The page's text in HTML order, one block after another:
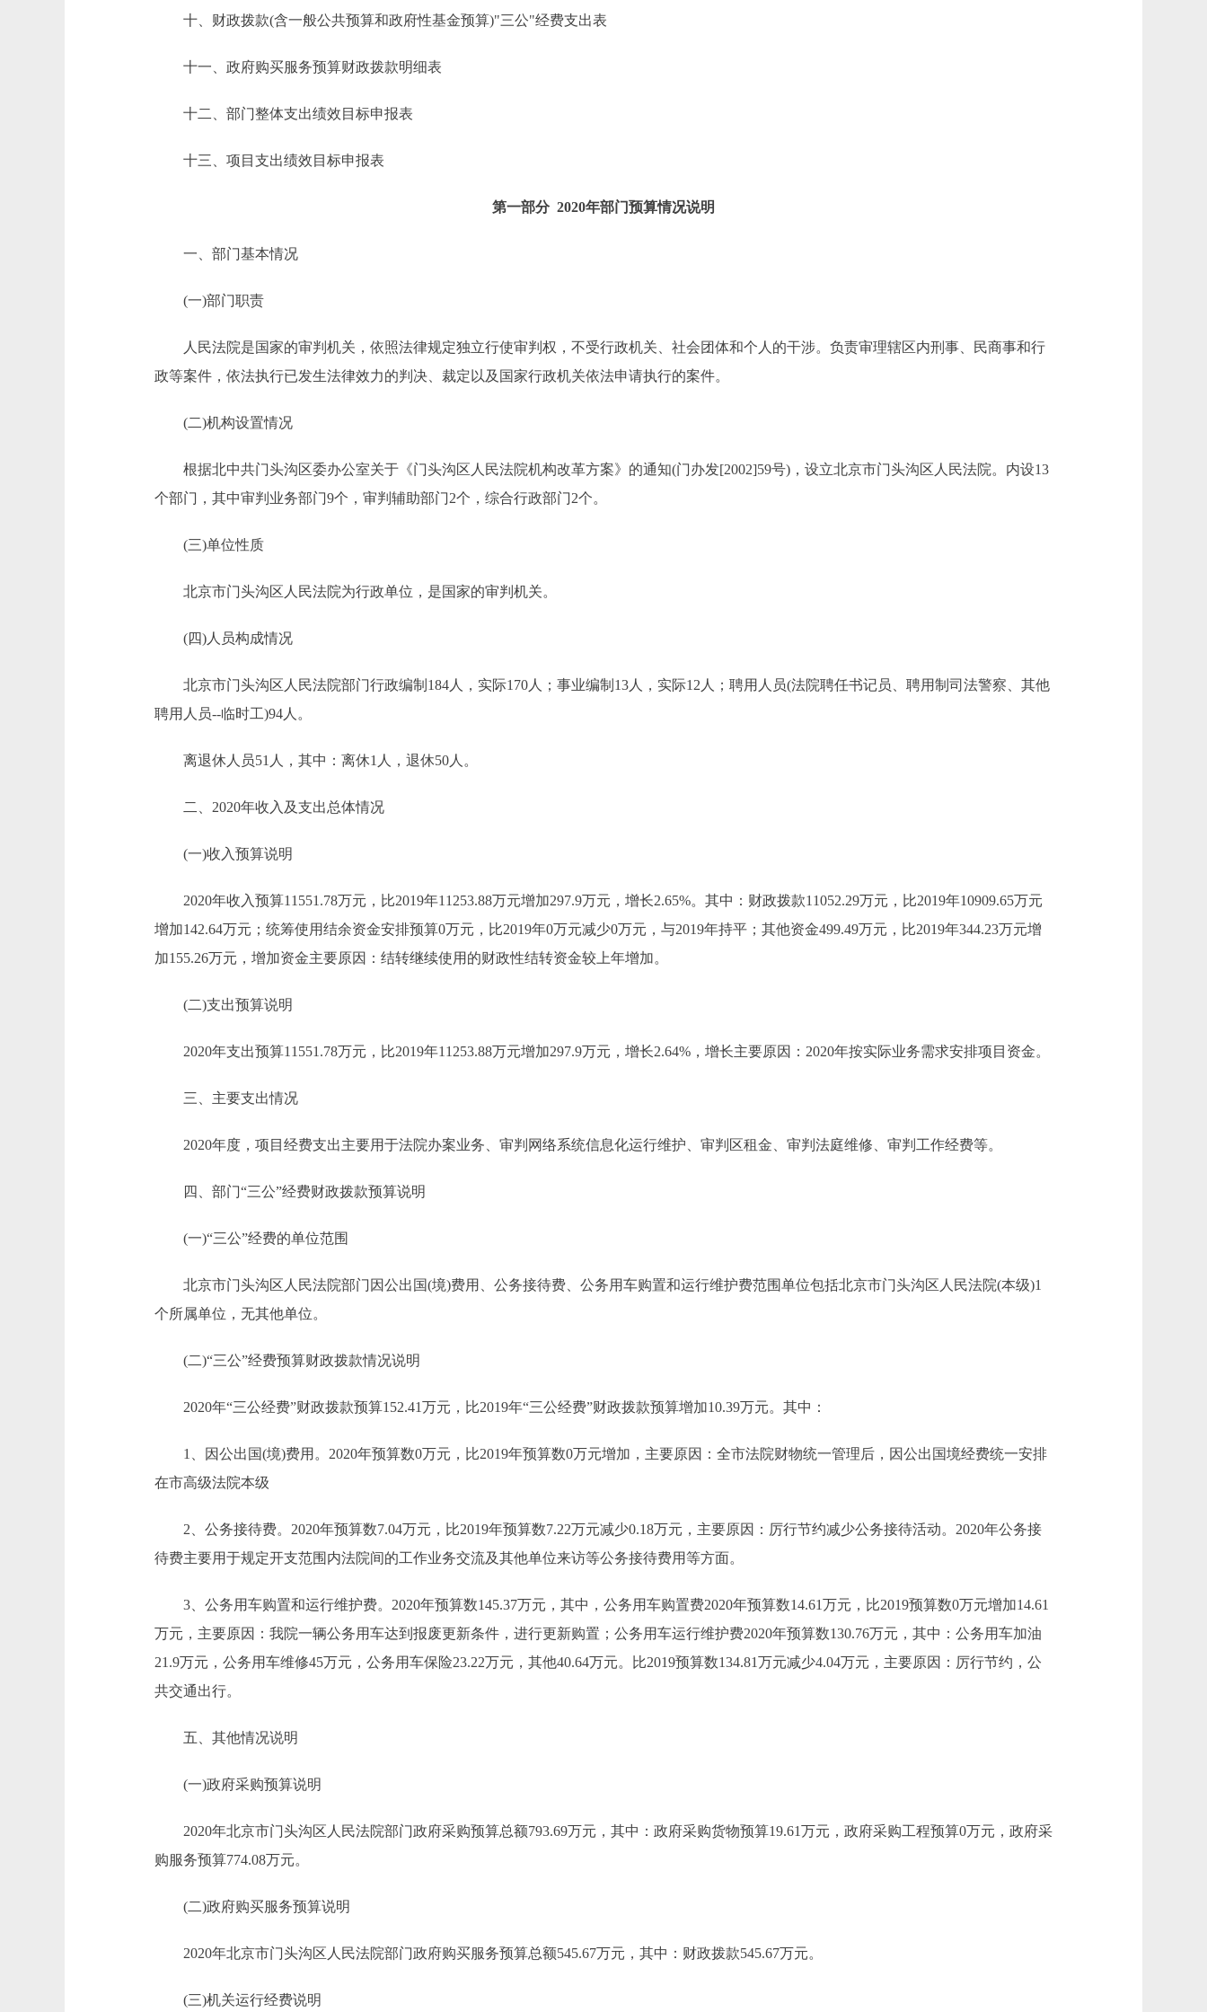
十、财政拨款(含一般公共预算和政府性基金预算)"三公"经费支出表
十一、政府购买服务预算财政拨款明细表
十二、部门整体支出绩效目标申报表
十三、项目支出绩效目标申报表
第一部分 2020年部门预算情况说明
一、部门基本情况
(一)部门职责
人民法院是国家的审判机关，依照法律规定独立行使审判权，不受行政机关、社会团体和个人的干涉。负责审理辖区内刑事、民商事和行
政等案件，依法执行已发生法律效力的判决、裁定以及国家行政机关依法申请执行的案件。
(二)机构设置情况
根据北中共门头沟区委办公室关于《门头沟区人民法院机构改革方案》的通知(门办发[2002]59号)，设立北京市门头沟区人民法院。内设13
个部门，其中审判业务部门9个，审判辅助部门2个，综合行政部门2个。
(三)单位性质
北京市门头沟区人民法院为行政单位，是国家的审判机关。
(四)人员构成情况
北京市门头沟区人民法院部门行政编制184人，实际170人；事业编制13人，实际12人；聘用人员(法院聘任书记员、聘用制司法警察、其他
聘用人员--临时工)94人。
离退休人员51人，其中：离休1人，退休50人。
二、2020年收入及支出总体情况
(一)收入预算说明
2020年收入预算11551.78万元，比2019年11253.88万元增加297.9万元，增长2.65%。其中：财政拨款11052.29万元，比2019年10909.65万元
增加142.64万元；统筹使用结余资金安排预算0万元，比2019年0万元减少0万元，与2019年持平；其他资金499.49万元，比2019年344.23万元增
加155.26万元，增加资金主要原因：结转继续使用的财政性结转资金较上年增加。
(二)支出预算说明
2020年支出预算11551.78万元，比2019年11253.88万元增加297.9万元，增长2.64%，增长主要原因：2020年按实际业务需求安排项目资金。
三、主要支出情况
2020年度，项目经费支出主要用于法院办案业务、审判网络系统信息化运行维护、审判区租金、审判法庭维修、审判工作经费等。
四、部门“三公”经费财政拨款预算说明
(一)“三公”经费的单位范围
北京市门头沟区人民法院部门因公出国(境)费用、公务接待费、公务用车购置和运行维护费范围单位包括北京市门头沟区人民法院(本级)1
个所属单位，无其他单位。
(二)“三公”经费预算财政拨款情况说明
2020年“三公经费”财政拨款预算152.41万元，比2019年“三公经费”财政拨款预算增加10.39万元。其中：
1、因公出国(境)费用。2020年预算数0万元，比2019年预算数0万元增加，主要原因：全市法院财物统一管理后，因公出国境经费统一安排
在市高级法院本级
2、公务接待费。2020年预算数7.04万元，比2019年预算数7.22万元减少0.18万元，主要原因：厉行节约减少公务接待活动。2020年公务接
待费主要用于规定开支范围内法院间的工作业务交流及其他单位来访等公务接待费用等方面。
3、公务用车购置和运行维护费。2020年预算数145.37万元，其中，公务用车购置费2020年预算数14.61万元，比2019预算数0万元增加14.61
万元，主要原因：我院一辆公务用车达到报废更新条件，进行更新购置；公务用车运行维护费2020年预算数130.76万元，其中：公务用车加油
21.9万元，公务用车维修45万元，公务用车保险23.22万元，其他40.64万元。比2019预算数134.81万元减少4.04万元，主要原因：厉行节约，公
共交通出行。
五、其他情况说明
(一)政府采购预算说明
2020年北京市门头沟区人民法院部门政府采购预算总额793.69万元，其中：政府采购货物预算19.61万元，政府采购工程预算0万元，政府采
购服务预算774.08万元。
(二)政府购买服务预算说明
2020年北京市门头沟区人民法院部门政府购买服务预算总额545.67万元，其中：财政拨款545.67万元。
(三)机关运行经费说明